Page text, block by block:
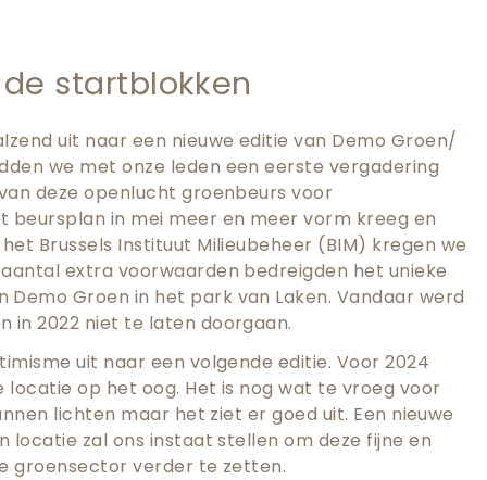
startblokken
uit naar een nieuwe editie van Demo Groen/
we met onze leden een eerste vergadering
deze openlucht groenbeurs voor
beursplan in mei meer en meer vorm kreeg en
Brussels Instituut Milieubeheer (BIM) kregen we
extra voorwaarden bedreigden het unieke
Groen in het park van Laken. Vandaar werd
in 2022 niet te laten doorgaan.
uit naar een volgende editie. Voor 2024
locatie op het oog. Het is nog wat te vroeg voor
lichten maar het ziet er goed uit. Een nieuwe
locatie zal ons instaat stellen om deze fijne en
groensector verder te zetten.